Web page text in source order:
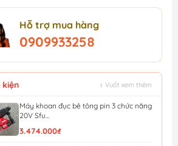
Hỗ trợ mua hàng
0909933258
kiện ↕ Vuốt xem thêm
Máy khoan đục bê tông pin 3 chức năng
20V Sfu...
3.474.000₫